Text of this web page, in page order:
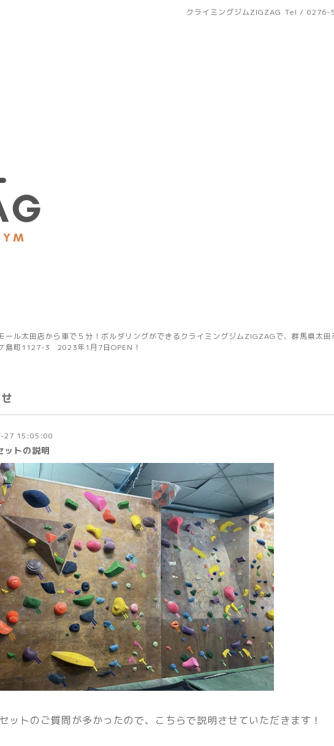
クライミングジムZIGZAG Tel / 0276-
ル太田店から車で５分！ボルダリングができるクライミングジムZIGZAGで、群馬県太田
島町1127-3 2023年1月7日OPEN！
27 15:05:00
ットの説明
ットのご質問が多かったので、こちらで説明させていただきます！